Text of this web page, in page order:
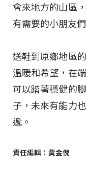
會來地方的山區
有需要的小朋友
送鞋到原鄉地區
溫暖和希望，在
可以踏著穩健的
子，未來有能力
遞。
責任編輯：黃金倪